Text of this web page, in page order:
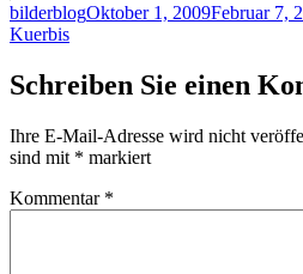
Autor
bilderblogVeröffentlicht
Oktober 1, 2009Februar 7,
Kuerbis
Schreiben Sie einen
Ihre E-Mail-Adresse wird nicht
sind mit * markiert
Kommentar *